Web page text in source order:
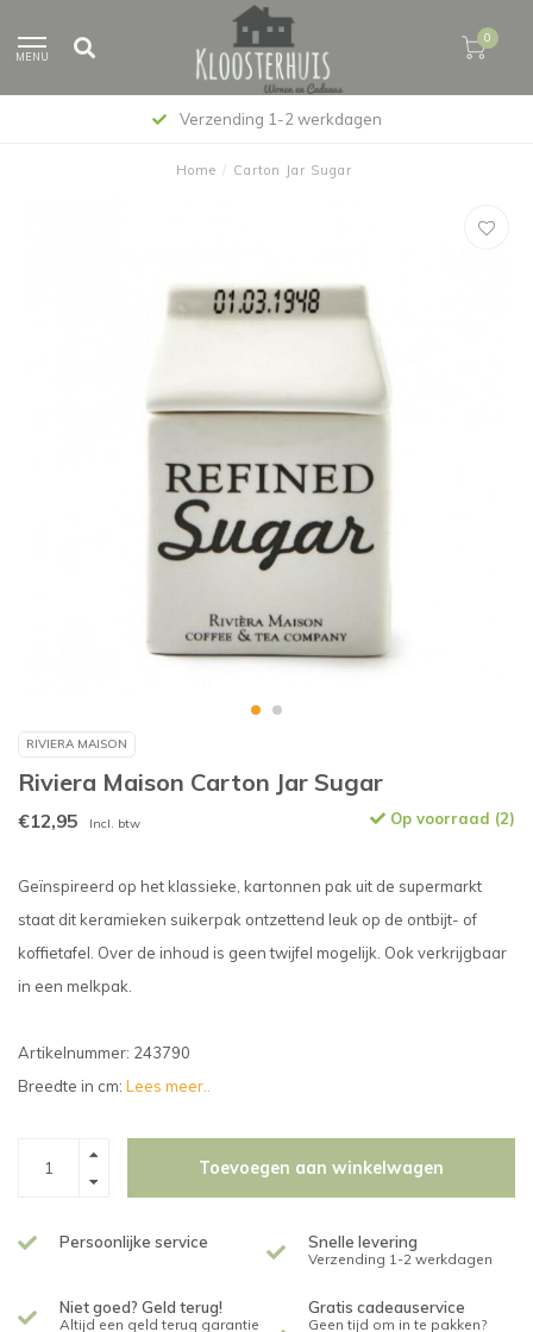
MENU
0
Verzending 1-2 werkdagen
Home / Carton Jar Sugar
RIVIERA MAISON
Riviera Maison Carton Jar Sugar
€12,95 Incl. btw Op voorraad (2)
Geïnspireerd op het klassieke, kartonnen pak uit de supermarkt
staat dit keramieken suikerpak ontzettend leuk op de ontbijt- of
koffietafel. Over de inhoud is geen twijfel mogelijk. Ook verkrijgbaar
in een melkpak.
Artikelnummer: 243790
Breedte in cm: Lees meer..
Toevoegen aan winkelwagen
Persoonlijke service Snelle levering
Verzending 1-2 werkdagen
Niet goed? Geld terug!
Altijd een geld terug garantie
Gratis cadeauservice
Geen tijd om in te pakken?